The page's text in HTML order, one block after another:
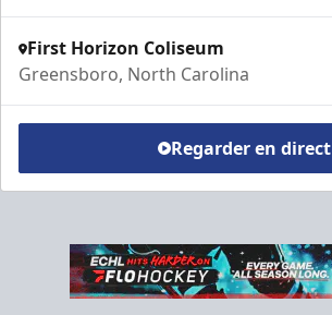
First Horizon Coliseum
Greensboro, North Carolina
Regarder en direct